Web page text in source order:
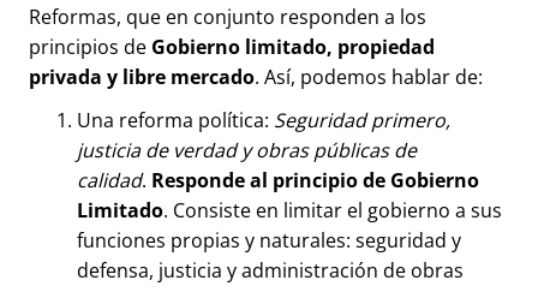
Reformas, que en conjunto responden a los
principios de Gobierno limitado, propiedad
privada y libre mercado. Así, podemos hablar de:
Una reforma política: Seguridad primero,
justicia de verdad y obras públicas de
calidad. Responde al principio de Gobierno
Limitado. Consiste en limitar el gobierno a sus
funciones propias y naturales: seguridad y
defensa, justicia y administración de obras